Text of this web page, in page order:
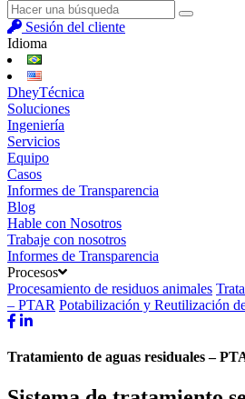
Sesión del cliente
Idioma
DheyTécnica
Soluciones
Ingeniería
Servicios
Equipo
Casos
Informes de Transparencia
Blog
Hable con Nosotros
Trabaje con nosotros
Informes de Transparencia
Procesos
Procesamiento de residuos animales
– PTAR Potabilización y Reutilización
Tratamiento de aguas residuales –